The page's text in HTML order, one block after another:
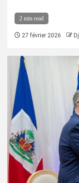
2 min read
27 février 2026